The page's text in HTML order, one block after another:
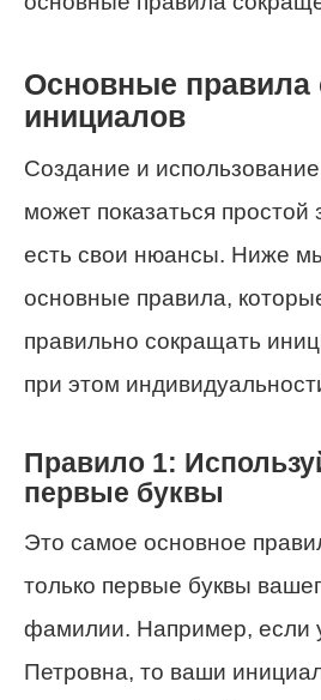
Основные правила
инициалов
Создание и
может показаться простой
есть свои нюансы. Ниже
основные правила,
правильно сокращать
при этом
Правило 1:
первые буквы
Это самое основное
только первые буквы
фамилии. Например, если
Петровна, то ваши